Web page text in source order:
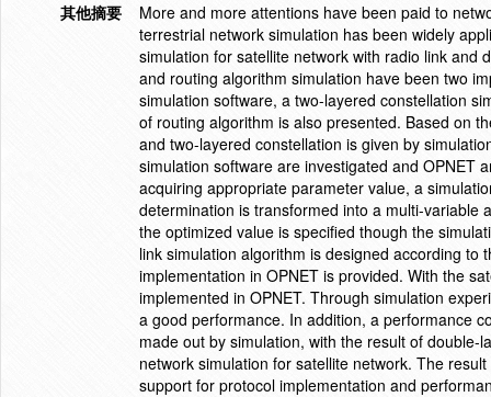
其他摘要
More and more attentions have been paid to
terrestrial network simulation has been widely
simulation for satellite network with radio link and
and routing algorithm simulation have been two
simulation software, a two-layered constellation
of routing algorithm is also presented. Based on
and two-layered constellation is given by
simulation software are investigated and OPNET
acquiring appropriate parameter value, a
determination is transformed into a multi-variable
the optimized value is specified though the
link simulation algorithm is designed according
implementation in OPNET is provided. With the
implemented in OPNET. Through simulation
a good performance. In addition, a performance
made out by simulation, with the result of
network simulation for satellite network. The
support for protocol implementation and